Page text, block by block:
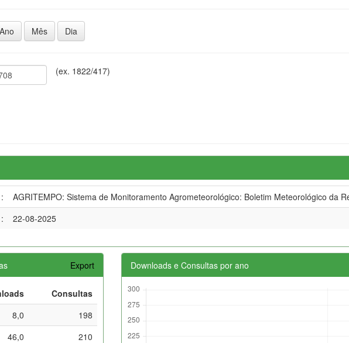
Ano Mês Dia
(ex. 1822/417)
:
AGRITEMPO: Sistema de Monitoramento Agrometeorológico: Boletim Meteorológico da
: 22-08-2025
Export
Consultas
8,0
198
46,0
210
Downloads e Consultas por ano